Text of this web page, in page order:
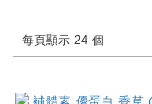
每頁顯示 24 個